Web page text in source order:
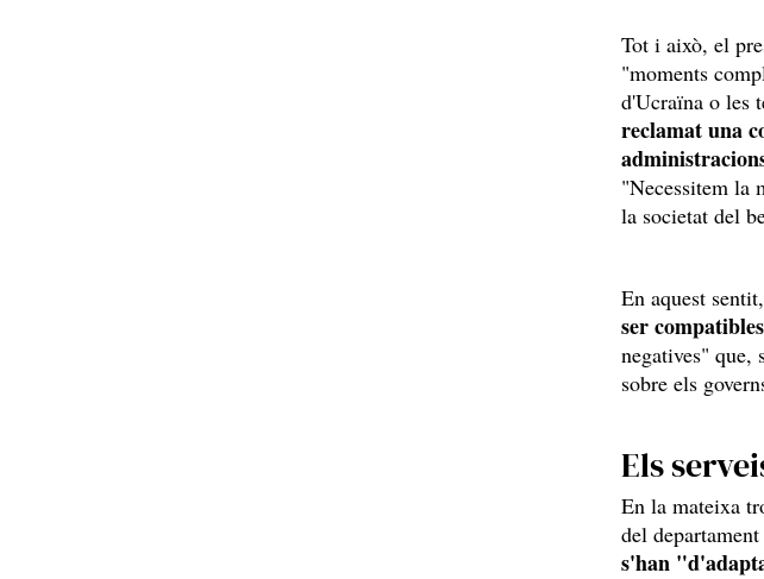
Tot i això, el
"moments
d'Ucraïna o les
reclamat una
"Necessitem la
la societat del
En aquest
ser
negatives" que,
sobre els
Els
En la mateixa
del
s'han